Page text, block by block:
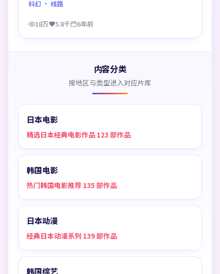
科幻 · 线路
18万 5.8千 6年前
内容分类
按地区与类型进入对应片库
日本电影
精选日本经典电影作品 123 部作品
韩国电影
热门韩国电影推荐 135 部作品
日本动漫
经典日本动漫系列 139 部作品
韩国综艺